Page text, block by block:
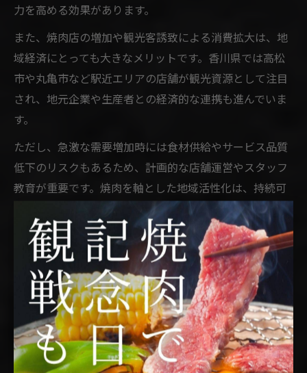
力を高める効果があります。
また、焼肉店の増加や観光客誘致による消費拡大は、地
域経済にとっても大きなメリットです。香川県では高松
市や丸亀市など駅近エリアの店舗が観光資源として注目
され、地元企業や生産者との経済的な連携も進んでいま
す。
ただし、急激な需要増加時には食材供給やサービス品質
低下のリスクもあるため、計画的な店舗運営やスタッフ
教育が重要です。焼肉を軸とした地域活性化は、持続可
能な経済循環を生み出す鍵となります。
地元食材活用が焼肉業界を変える
香川の今
地元食材が香川県焼肉に新風を吹き込む理由